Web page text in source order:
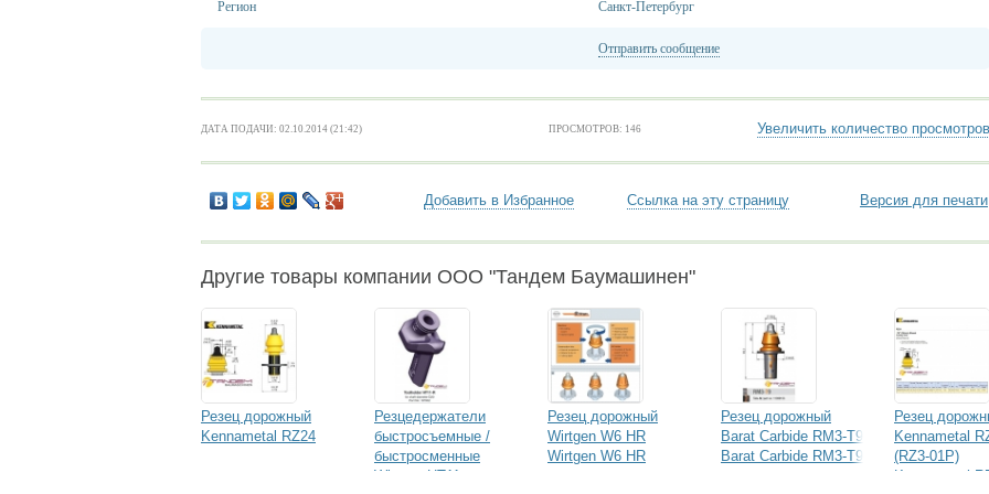
Регион Санкт-Петербург
Отправить сообщение
ДАТА ПОДАЧИ: 02.10.2014 (21:42) ПРОСМОТРОВ: 146 Увеличить количество просмотров
Добавить в Избранное Ссылка на эту страницу Версия для печати
Другие товары компании ООО "Тандем Баумашинен"
Резец дорожный
Kennametal RZ24
Резцедержатели
быстросъемные /
быстросменные
Wirtgen HT11
Резец дорожный
Wirtgen W6 HR
Wirtgen W6 HR
Резец дорожный
Barat Carbide RM3-T9
Barat Carbide RM3-T9
Резец
Kennametal
(RZ3-01P)
Kennametal